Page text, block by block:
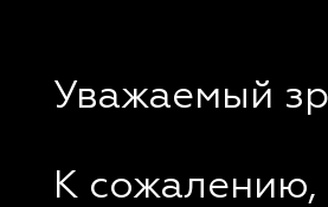
Уважаемый
К сожалению,